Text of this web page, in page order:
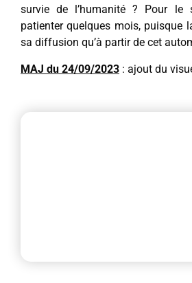
survie de l’humanité ? Pour
patienter quelques mois, puisque
sa diffusion qu’à partir de cet
MAJ du 24/09/2023 : ajout du